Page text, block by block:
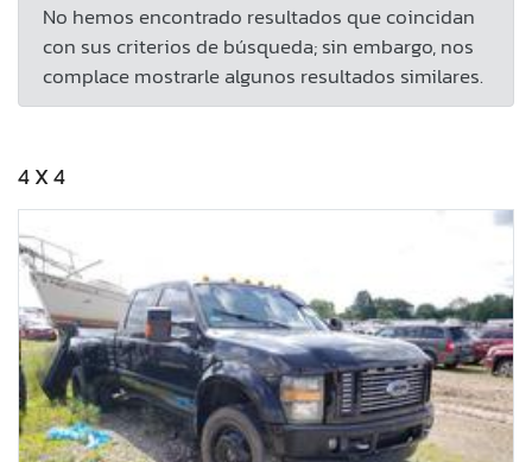
No hemos encontrado resultados que coincidan
con sus criterios de búsqueda; sin embargo, nos
complace mostrarle algunos resultados similares.
4 X 4